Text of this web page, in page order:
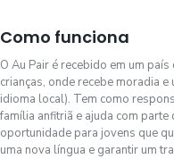
Como funciona
O Au Pair é recebido em um
crianças, onde recebe moradia
idioma local). Tem como
família anfitriã e ajuda com
oportunidade para jovens que
uma nova língua e garantir um